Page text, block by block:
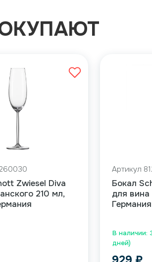
Zwiesel Diva
210 мл,
В наличии:
дней)
Артикул
Бокал
для
Германия